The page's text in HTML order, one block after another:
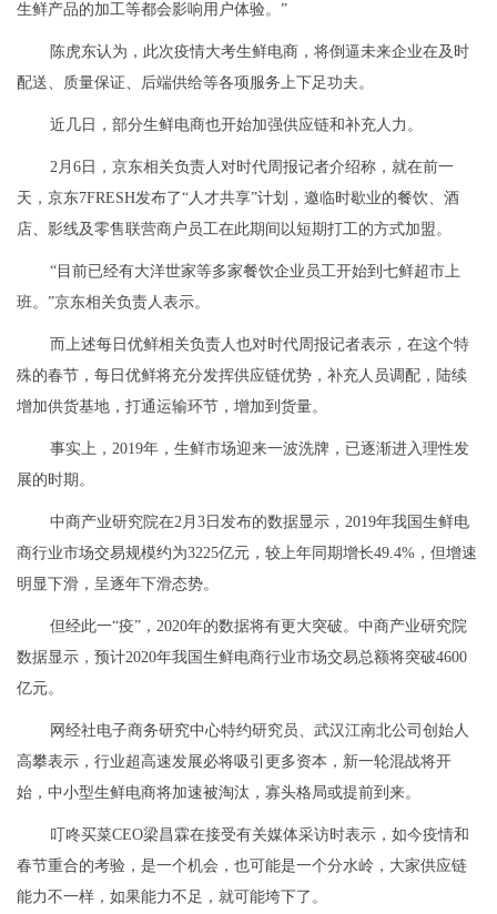
生鲜产品的加工等都会影响用户体验。”
陈虎东认为，此次疫情大考生鲜电商，将倒逼未来企业在及时
配送、质量保证、后端供给等各项服务上下足功夫。
近几日，部分生鲜电商也开始加强供应链和补充人力。
2月6日，京东相关负责人对时代周报记者介绍称，就在前一
天，京东7FRESH发布了“人才共享”计划，邀临时歇业的餐饮、酒
店、影线及零售联营商户员工在此期间以短期打工的方式加盟。
“目前已经有大洋世家等多家餐饮企业员工开始到七鲜超市上
班。”京东相关负责人表示。
而上述每日优鲜相关负责人也对时代周报记者表示，在这个特
殊的春节，每日优鲜将充分发挥供应链优势，补充人员调配，陆续
增加供货基地，打通运输环节，增加到货量。
事实上，2019年，生鲜市场迎来一波洗牌，已逐渐进入理性发
展的时期。
中商产业研究院在2月3日发布的数据显示，2019年我国生鲜电
商行业市场交易规模约为3225亿元，较上年同期增长49.4%，但增速
明显下滑，呈逐年下滑态势。
但经此一“疫”，2020年的数据将有更大突破。中商产业研究院
数据显示，预计2020年我国生鲜电商行业市场交易总额将突破4600
亿元。
网经社电子商务研究中心特约研究员、武汉江南北公司创始人
高攀表示，行业超高速发展必将吸引更多资本，新一轮混战将开
始，中小型生鲜电商将加速被淘汰，寡头格局或提前到来。
叮咚买菜CEO梁昌霖在接受有关媒体采访时表示，如今疫情和
春节重合的考验，是一个机会，也可能是一个分水岭，大家供应链
能力不一样，如果能力不足，就可能垮下了。